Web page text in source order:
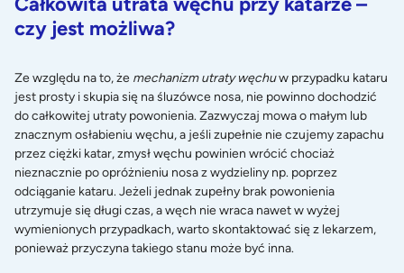
czy jest możliwa?
Ze względu na to, że mechanizm utraty węchuw przypadku kataru
jest prosty i skupia się na śluzówce nosa, nie powinno dochodzić
do całkowitej utraty powonienia. Zazwyczaj mowa o małym lub
znacznym osłabieniu węchu, a jeśli zupełnie nie czujemy zapachu
przez ciężki katar, zmysł węchu powinien wrócić chociaż
nieznacznie po opróżnieniu nosa z wydzieliny np. poprzez
odciąganie kataru. Jeżeli jednak zupełny brak powonienia
utrzymuje się długi czas, a węch nie wraca nawet w wyżej
wymienionych przypadkach, warto skontaktować się z lekarzem,
ponieważ przyczyna takiego stanu może być inna.